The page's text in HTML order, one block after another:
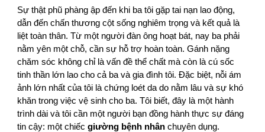
Sự thật phũ phàng ập đến khi ba tôi gặp tai nạn lao động,
dẫn đến chấn thương cột sống nghiêm trọng và kết quả là
liệt toàn thân. Từ một người đàn ông hoạt bát, nay ba phải
nằm yên một chỗ, cần sự hỗ trợ hoàn toàn. Gánh nặng
chăm sóc không chỉ là vấn đề thể chất mà còn là cú sốc
tinh thần lớn lao cho cả ba và gia đình tôi. Đặc biệt, nỗi ám
ảnh lớn nhất của tôi là chứng loét da do nằm lâu và sự khó
khăn trong việc vệ sinh cho ba. Tôi biết, đây là một hành
trình dài và tôi cần một người bạn đồng hành thực sự đáng
tin cậy: một chiếcgiường bệnh nhân chuyên dụng.